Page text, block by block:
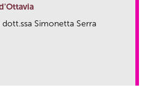
Simonetta Serra